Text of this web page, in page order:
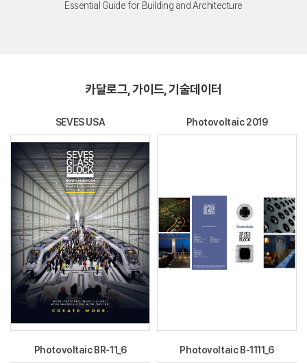
Essential Guide for Building and Architecture
카달로그, 가이드, 기술데이터
SEVES USA Photovoltaic 2019
Photovoltaic BR-11_6 Photovoltaic B-1111_6